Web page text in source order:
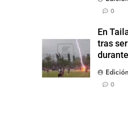
0
En
tras
0